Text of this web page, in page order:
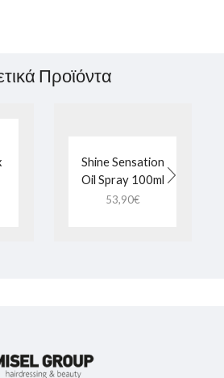
Προϊόντα
Shine Sensation
Oil Spray 100ml
53,90€